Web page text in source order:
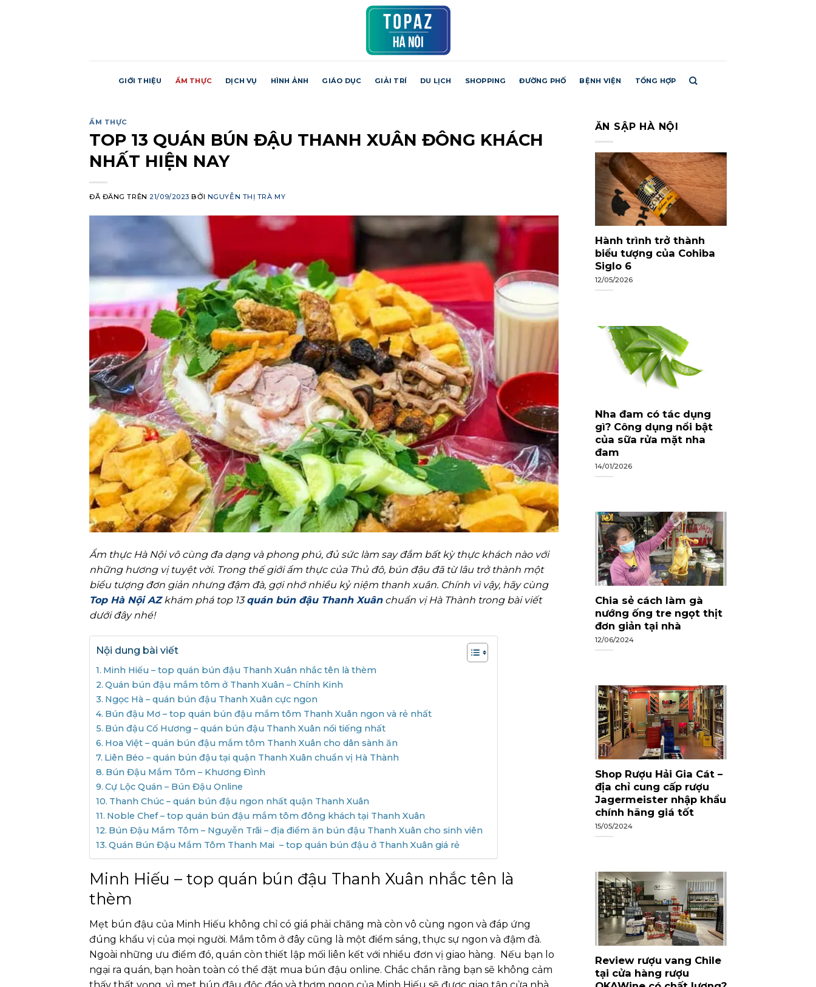
GIỚI THIỆU ẨM THỰC DỊCH VỤ HÌNH ẢNH GIÁO DỤC GIẢI TRÍ DU LỊCH SHOPPING ĐƯỜNG PHỐ BỆNH VIỆN TỔNG HỢP
ẨM THỰC
TOP 13 QUÁN BÚN ĐẬU THANH XUÂN ĐÔNG KHÁCH
NHẤT HIỆN NAY
ĐÃ ĐĂNG TRÊN21/09/2023 BỞI NGUYỄN THỊ TRÀ MY
Ẩm thực Hà Nội vô cùng đa dạng và phong phú, đủ sức làm say đắm bất kỳ thực khách nào với
những hương vị tuyệt vời. Trong thế giới ẩm thực của Thủ đô, bún đậu đã từ lâu trở thành một
biểu tượng đơn giản nhưng đậm đà, gợi nhớ nhiều kỷ niệm thanh xuân. Chính vì vậy, hãy cùng
Top Hà Nội AZkhám phá top 13quán bún đậu Thanh Xuânchuẩn vị Hà Thành trong bài viết
dưới đây nhé!
Nội dung bài viết
Minh Hiếu – top quán bún đậu Thanh Xuân nhắc tên là thèm
Quán bún đậu mắm tôm ở Thanh Xuân – Chính Kinh
Ngọc Hà – quán bún đậu Thanh Xuân cực ngon
Bún đậu Mơ – top quán bún đậu mắm tôm Thanh Xuân ngon và rẻ nhất
Bún đậu Cố Hương – quán bún đậu Thanh Xuân nổi tiếng nhất
Hoa Việt – quán bún đậu mắm tôm Thanh Xuân cho dân sành ăn
Liên Béo – quán bún đậu tại quận Thanh Xuân chuẩn vị Hà Thành
Bún Đậu Mắm Tôm – Khương Đình
Cự Lộc Quán – Bún Đậu Online
Thanh Chúc – quán bún đậu ngon nhất quận Thanh Xuân
Noble Chef – top quán bún đậu mắm tôm đông khách tại Thanh Xuân
Bún Đậu Mắm Tôm – Nguyễn Trãi – địa điểm ăn bún đậu Thanh Xuân cho sinh viên
Quán Bún Đậu Mắm Tôm Thanh Mai – top quán bún đậu ở Thanh Xuân giá rẻ
Minh Hiếu – top quán bún đậu Thanh Xuân nhắc tên là
thèm
Mẹt bún đậu của Minh Hiếu không chỉ có giá phải chăng mà còn vô cùng ngon và đáp ứng
đúng khẩu vị của mọi người. Mắm tôm ở đây cũng là một điểm sáng, thực sự ngon và đậm đà.
Ngoài những ưu điểm đó, quán còn thiết lập mối liên kết với nhiều đơn vị giao hàng. Nếu bạn lo
ngại ra quán, bạn hoàn toàn có thể đặt mua bún đậu online. Chắc chắn rằng bạn sẽ không cảm
ĂN SẬP HÀ NỘI
Hành trình trở thành
biểu tượng của Cohiba
Siglo 6
12/05/2026
Nha đam có tác dụng
gì? Công dụng nổi bật
của sữa rửa mặt nha
đam
14/01/2026
Chia sẻ cách làm gà
nướng ống tre ngọt thịt
đơn giản tại nhà
12/06/2024
Shop Rượu Hải Gia Cát –
địa chỉ cung cấp rượu
Jagermeister nhập khẩu
chính hãng giá tốt
15/05/2024
Review rượu vang Chile
tại cửa hàng rượu